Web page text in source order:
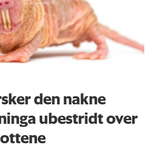
den nakne
ubestridt over